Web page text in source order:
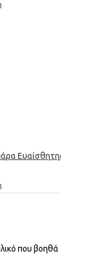
Ευαίσθητης
που βοηθά